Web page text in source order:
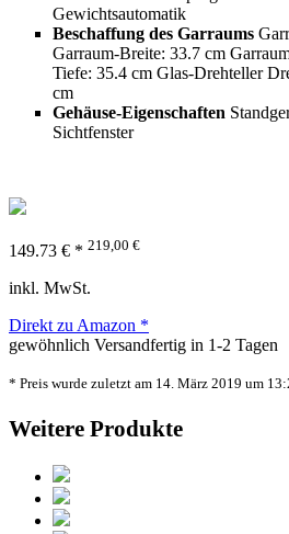
Gewichtsautomatik
Beschaffung des Garraums
Garraum-Breite: 33.7 cm
Tiefe: 35.4 cm Glas-Drehteller
cm
Gehäuse-Eigenschaften
Sichtfenster
149.73 € * 219,00 €
inkl. MwSt.
Direkt zu Amazon *
gewöhnlich Versandfertig in 1-2 Tagen
* Preis wurde zuletzt am 14. März 2019 um
Weitere Produkte